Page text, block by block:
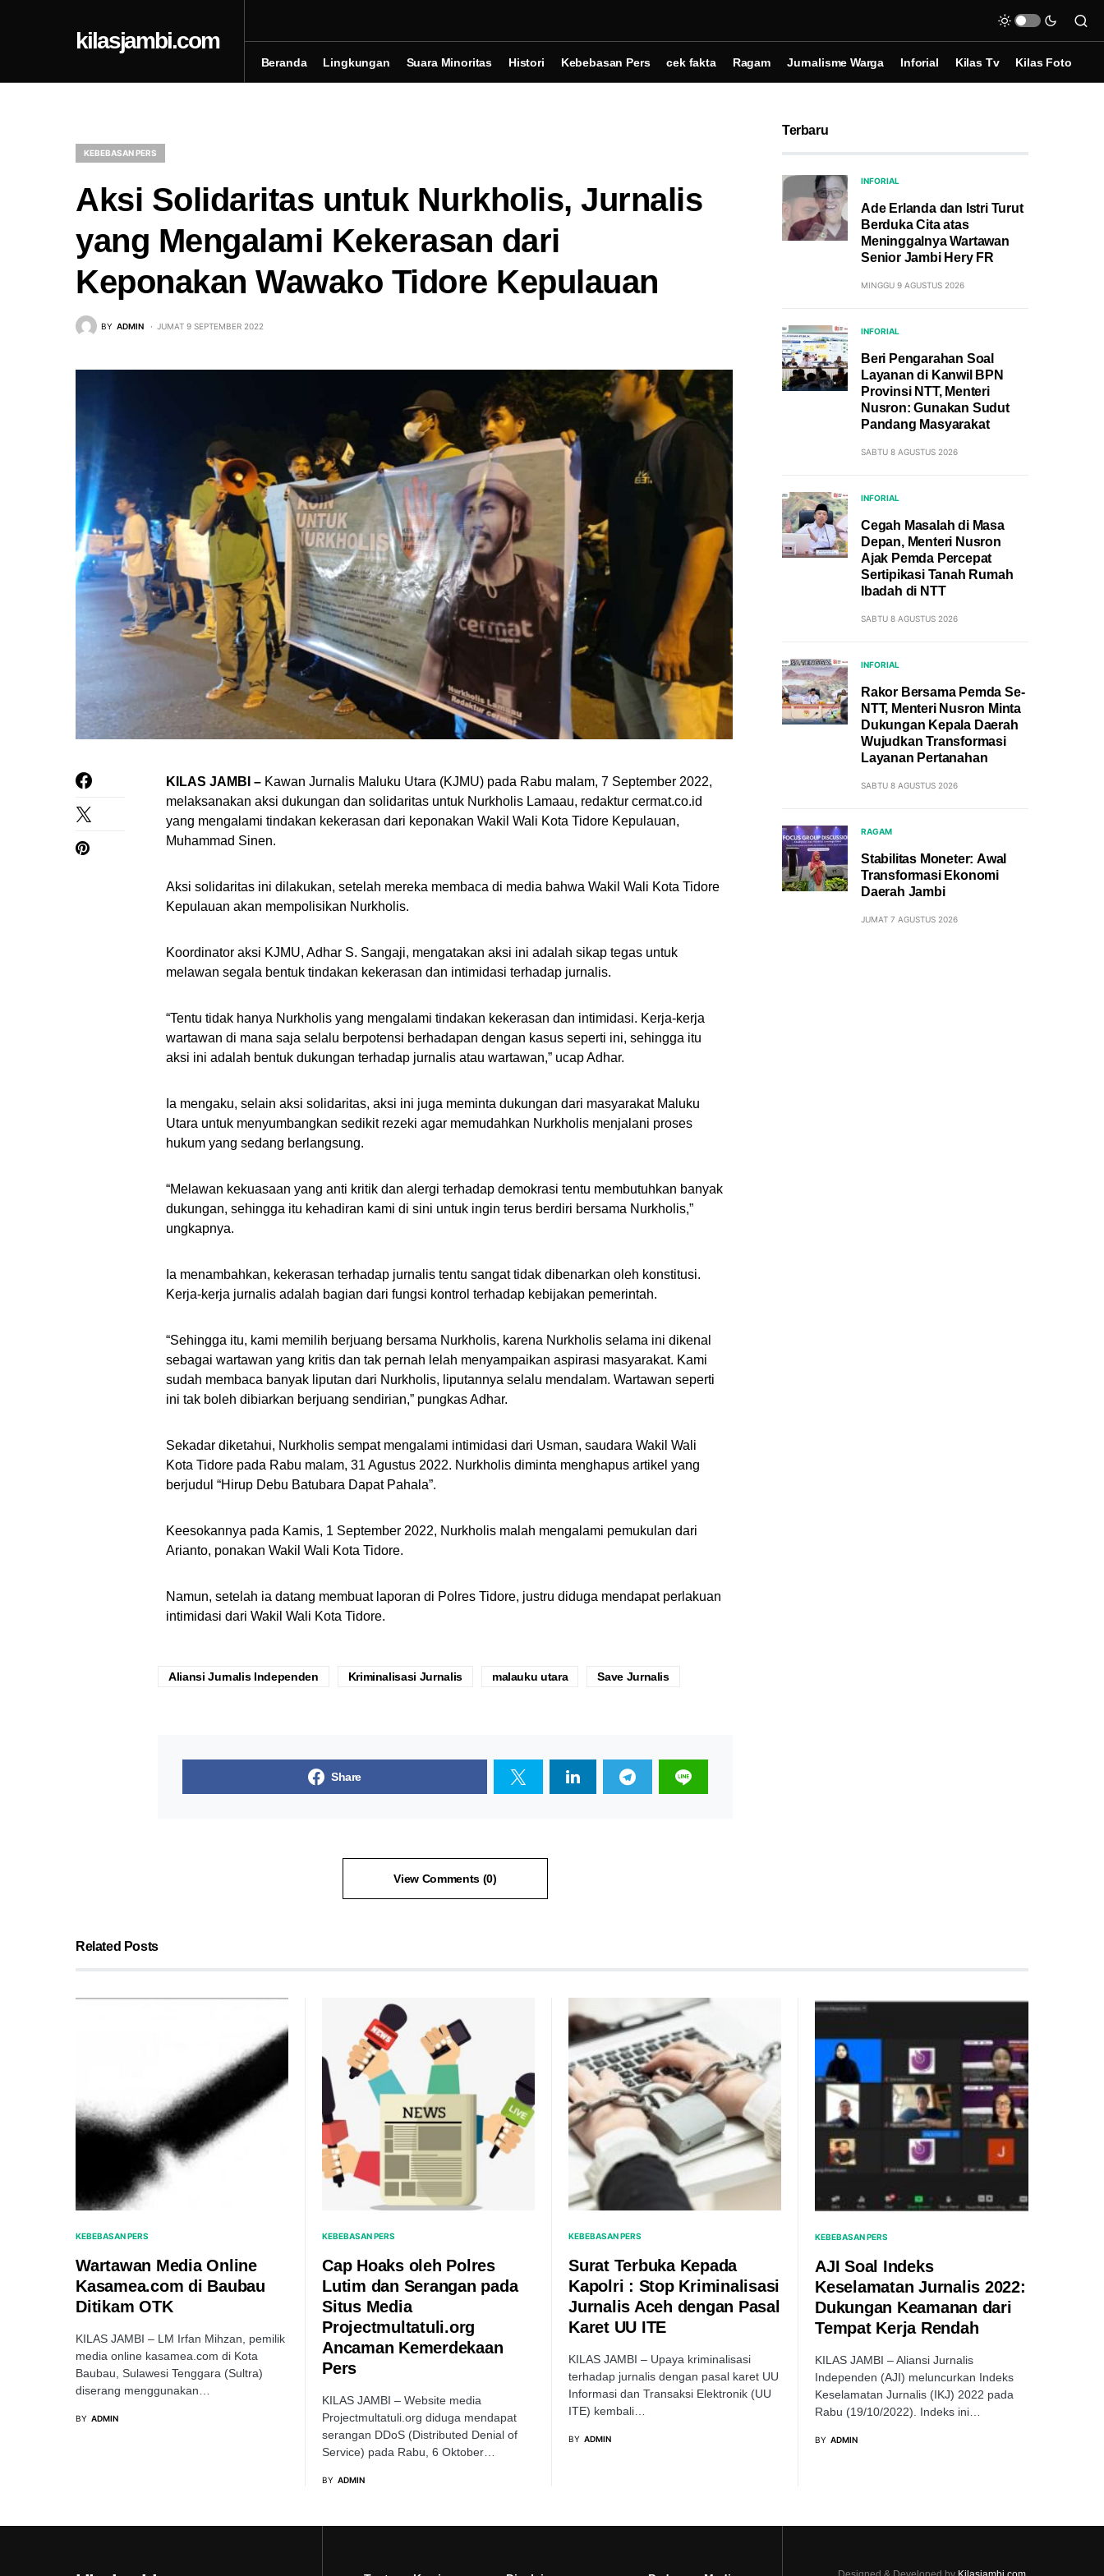
kilasjambi.com
Beranda Lingkungan Suara Minoritas Histori Kebebasan Pers cek fakta Ragam Jurnalisme Warga Inforial Kilas Tv Kilas Foto
KEBEBASAN PERS
Aksi Solidaritas untuk Nurkholis, Jurnalis
yang Mengalami Kekerasan dari
Keponakan Wawako Tidore Kepulauan
BY ADMIN JUMAT 9 SEPTEMBER 2022
KILAS JAMBI – Kawan Jurnalis Maluku Utara (KJMU) pada Rabu malam, 7 September 2022,
melaksanakan aksi dukungan dan solidaritas untuk Nurkholis Lamaau, redaktur cermat.co.id
yang mengalami tindakan kekerasan dari keponakan Wakil Wali Kota Tidore Kepulauan,
Muhammad Sinen.
Aksi solidaritas ini dilakukan, setelah mereka membaca di media bahwa Wakil Wali Kota Tidore
Kepulauan akan mempolisikan Nurkholis.
Koordinator aksi KJMU, Adhar S. Sangaji, mengatakan aksi ini adalah sikap tegas untuk
melawan segala bentuk tindakan kekerasan dan intimidasi terhadap jurnalis.
“Tentu tidak hanya Nurkholis yang mengalami tindakan kekerasan dan intimidasi. Kerja-kerja
wartawan di mana saja selalu berpotensi berhadapan dengan kasus seperti ini, sehingga itu
aksi ini adalah bentuk dukungan terhadap jurnalis atau wartawan,” ucap Adhar.
Ia mengaku, selain aksi solidaritas, aksi ini juga meminta dukungan dari masyarakat Maluku
Utara untuk menyumbangkan sedikit rezeki agar memudahkan Nurkholis menjalani proses
hukum yang sedang berlangsung.
“Melawan kekuasaan yang anti kritik dan alergi terhadap demokrasi tentu membutuhkan banyak
dukungan, sehingga itu kehadiran kami di sini untuk ingin terus berdiri bersama Nurkholis,”
ungkapnya.
Ia menambahkan, kekerasan terhadap jurnalis tentu sangat tidak dibenarkan oleh konstitusi.
Kerja-kerja jurnalis adalah bagian dari fungsi kontrol terhadap kebijakan pemerintah.
“Sehingga itu, kami memilih berjuang bersama Nurkholis, karena Nurkholis selama ini dikenal
sebagai wartawan yang kritis dan tak pernah lelah menyampaikan aspirasi masyarakat. Kami
sudah membaca banyak liputan dari Nurkholis, liputannya selalu mendalam. Wartawan seperti
ini tak boleh dibiarkan berjuang sendirian,” pungkas Adhar.
Sekadar diketahui, Nurkholis sempat mengalami intimidasi dari Usman, saudara Wakil Wali
Kota Tidore pada Rabu malam, 31 Agustus 2022. Nurkholis diminta menghapus artikel yang
berjudul “Hirup Debu Batubara Dapat Pahala”.
Keesokannya pada Kamis, 1 September 2022, Nurkholis malah mengalami pemukulan dari
Arianto, ponakan Wakil Wali Kota Tidore.
Namun, setelah ia datang membuat laporan di Polres Tidore, justru diduga mendapat perlakuan
intimidasi dari Wakil Wali Kota Tidore.
Aliansi Jurnalis Independen Kriminalisasi Jurnalis malauku utara Save Jurnalis
Share
View Comments (0)
Terbaru
INFORIAL
Ade Erlanda dan Istri Turut
Berduka Cita atas
Meninggalnya Wartawan
Senior Jambi Hery FR
MINGGU 9 AGUSTUS 2026
INFORIAL
Beri Pengarahan Soal
Layanan di Kanwil BPN
Provinsi NTT, Menteri
Nusron: Gunakan Sudut
Pandang Masyarakat
SABTU 8 AGUSTUS 2026
INFORIAL
Cegah Masalah di Masa
Depan, Menteri Nusron
Ajak Pemda Percepat
Sertipikasi Tanah Rumah
Ibadah di NTT
SABTU 8 AGUSTUS 2026
INFORIAL
Rakor Bersama Pemda Se-
NTT, Menteri Nusron Minta
Dukungan Kepala Daerah
Wujudkan Transformasi
Layanan Pertanahan
SABTU 8 AGUSTUS 2026
RAGAM
Stabilitas Moneter: Awal
Transformasi Ekonomi
Daerah Jambi
JUMAT 7 AGUSTUS 2026
Related Posts
KEBEBASAN PERS
Wartawan Media Online
Kasamea.com di Baubau
Ditikam OTK
KILAS JAMBI – LM Irfan Mihzan, pemilik
media online kasamea.com di Kota
Baubau, Sulawesi Tenggara (Sultra)
diserang menggunakan…
BY ADMIN
KEBEBASAN PERS
Cap Hoaks oleh Polres
Lutim dan Serangan pada
Situs Media
Projectmultatuli.org
Ancaman Kemerdekaan
Pers
KILAS JAMBI – Website media
Projectmultatuli.org diduga mendapat
serangan DDoS (Distributed Denial of
Service) pada Rabu, 6 Oktober…
BY ADMIN
KEBEBASAN PERS
Surat Terbuka Kepada
Kapolri : Stop Kriminalisasi
Jurnalis Aceh dengan Pasal
Karet UU ITE
KILAS JAMBI – Upaya kriminalisasi
terhadap jurnalis dengan pasal karet UU
Informasi dan Transaksi Elektronik (UU
ITE) kembali…
BY ADMIN
KEBEBASAN PERS
AJI Soal Indeks
Keselamatan Jurnalis 2022:
Dukungan Keamanan dari
Tempat Kerja Rendah
KILAS JAMBI – Aliansi Jurnalis
Independen (AJI) meluncurkan Indeks
Keselamatan Jurnalis (IKJ) 2022 pada
Rabu (19/10/2022). Indeks ini…
BY ADMIN